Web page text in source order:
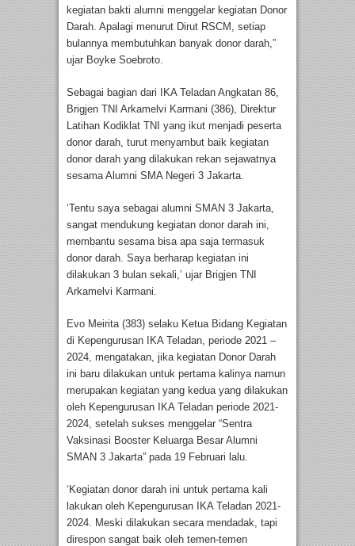
kegiatan bakti alumni menggelar kegiatan Donor
Darah. Apalagi menurut Dirut RSCM, setiap
bulannya membutuhkan banyak donor darah,”
ujar Boyke Soebroto.
Sebagai bagian dari IKA Teladan Angkatan 86,
Brigjen TNI Arkamelvi Karmani (386), Direktur
Latihan Kodiklat TNI yang ikut menjadi peserta
donor darah, turut menyambut baik kegiatan
donor darah yang dilakukan rekan sejawatnya
sesama Alumni SMA Negeri 3 Jakarta.
‘Tentu saya sebagai alumni SMAN 3 Jakarta,
sangat mendukung kegiatan donor darah ini,
membantu sesama bisa apa saja termasuk
donor darah. Saya berharap kegiatan ini
dilakukan 3 bulan sekali,’ ujar Brigjen TNI
Arkamelvi Karmani.
Evo Meirita (383) selaku Ketua Bidang Kegiatan
di Kepengurusan IKA Teladan, periode 2021 –
2024, mengatakan, jika kegiatan Donor Darah
ini baru dilakukan untuk pertama kalinya namun
merupakan kegiatan yang kedua yang dilakukan
oleh Kepengurusan IKA Teladan periode 2021-
2024, setelah sukses menggelar “Sentra
Vaksinasi Booster Keluarga Besar Alumni
SMAN 3 Jakarta” pada 19 Februari lalu.
‘Kegiatan donor darah ini untuk pertama kali
lakukan oleh Kepengurusan IKA Teladan 2021-
2024. Meski dilakukan secara mendadak, tapi
direspon sangat baik oleh temen-temen